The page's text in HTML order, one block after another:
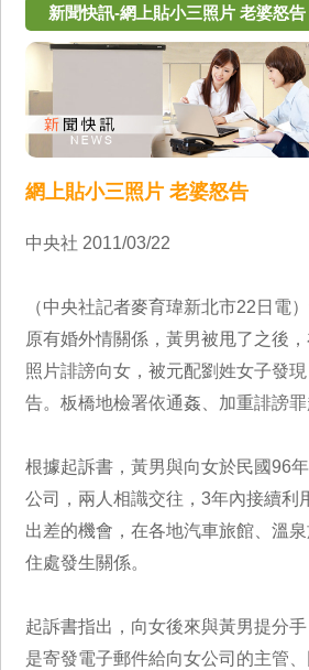
新聞快訊-網上貼小三照片 老婆怒告
網上貼小三照片 老婆怒告
中央社 2011/03/22
（中央社記者麥育瑋新北市22日電
原有婚外情關係，黃男被甩了之後
照片誹謗向女，被元配劉姓女子發
告。板橋地檢署依通姦、加重誹謗罪
根據起訴書，黃男與向女於民國96
公司，兩人相識交往，3年內接續利
出差的機會，在各地汽車旅館、溫
住處發生關係。
起訴書指出，向女後來與黃男提分
是寄發電子郵件給向女公司的主管